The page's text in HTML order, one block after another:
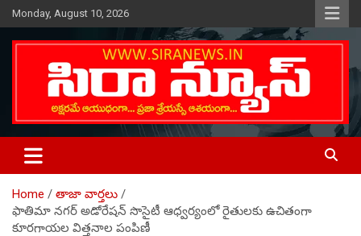
Skip
to
content
Monday, August 10, 2026
SIRA NEWS
Telugu Online News Daily
Home
తాజా వార్తలు
ఫాతిమా నగర్ అడోరేషన్ సొసైటీ ఆధ్వర్యంలో రైతులకు ఉచితంగా
కూరగాయల విత్తనాల పంపిణీ